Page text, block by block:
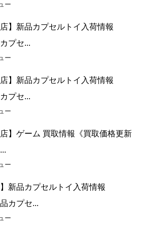
ー
店】新品カプセルトイ入荷情報
プセ...
ー
店】新品カプセルトイ入荷情報
プセ...
ー
店】ゲーム 買取情報《買取価格更新
ー
】新品カプセルトイ入荷情報
カプセ...
ー